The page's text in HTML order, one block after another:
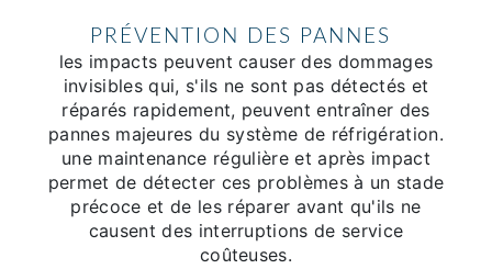
PRÉVENTION DES PANNES
les impacts peuvent causer des dommages
invisibles qui, s'ils ne sont pas détectés et
réparés rapidement, peuvent entraîner des
pannes majeures du système de réfrigération.
une maintenance régulière et après impact
permet de détecter ces problèmes à un stade
précoce et de les réparer avant qu'ils ne
causent des interruptions de service
coûteuses.